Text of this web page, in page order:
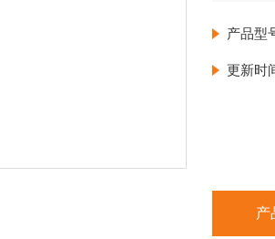
产品型
更新时
产